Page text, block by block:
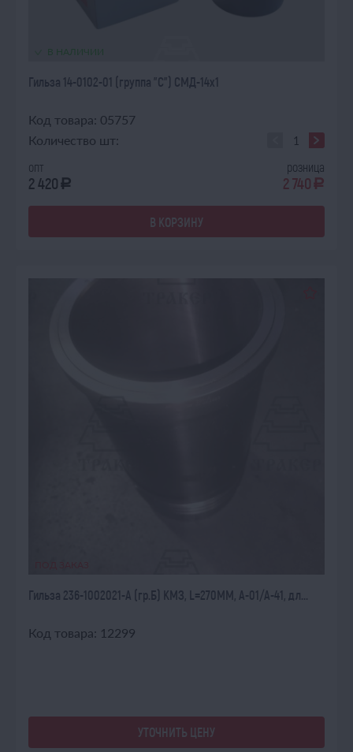
В НАЛИЧИИ
Гильза 14-0102-01 (группа "С") СМД-14х1
Код товара: 05757
Количество шт:
опт
2 420 a
розница
2 740 a
В КОРЗИНУ
Гильза 236-1002021-А (гр.Б) КМЗ, L=270ММ, А-01/А-41, дл...
Код товара: 12299
УТОЧНИТЬ ЦЕНУ